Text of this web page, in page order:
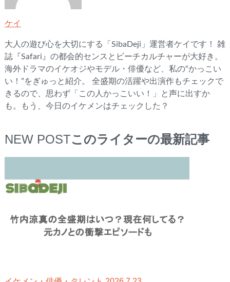
ケイ
大人の遊び心を大切にする「SibaDeji」運営者ケイです！ 雑
誌『Safari』の都会的センスとビーチカルチャーが大好き。
海外ドラマのイケオジやモデル・俳優など、私の“かっこい
い！”をぎゅっと紹介。 全盛期の活躍や出演作もチェックで
きるので、思わず「この人かっこいい！」と声に出すか
も。もう、今日のイケメンはチェックした？
NEW POSTこのライターの最新記事